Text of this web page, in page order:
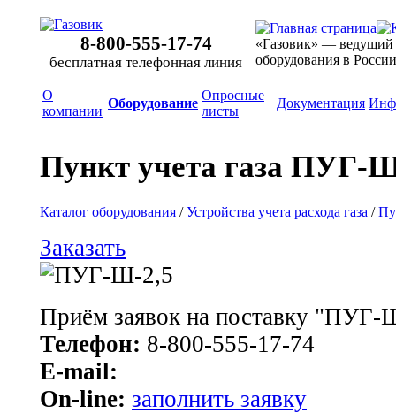
8-800-555-17-74
бесплатная телефонная линия
«Газовик» — ведущий
оборудования в России
О
компании
Оборудование
Опросные
листы
Документация
Пункт учета газа ПУГ-
Каталог оборудования /Устройства учета расхода газа /
Заказать
Приём заявок на поставку
Телефон: 8-800-555-17-74
E-mail:
On-line: заполнить заявку